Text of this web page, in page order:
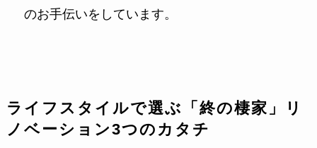
のお手伝いをしています。
ライフスタイルで選ぶ「終の棲家」リ
ノベーション3つのカタチ